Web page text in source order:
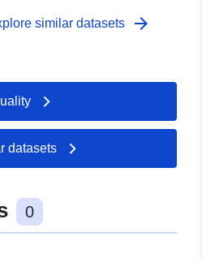
similar datasets arrow_forward
datasets
0